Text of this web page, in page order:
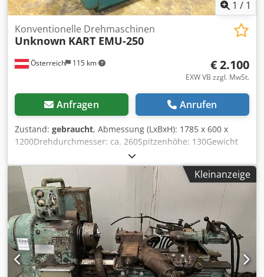
1 / 1
Österreich 115 km
Konventionelle Drehmaschinen
Unknown KART EMU-250
€ 2.100
EXW VB zzgl. MwSt.
Anfragen Anrufen
Zustand: gebraucht, Abmessung (LxBxH): 1785 x 600 x
1200Drehdurchmesser: ca. 260Spitzenhöhe: 130Gewicht
ca.: 770Drehlänge: 600Technische Daten:Spitzenweite: 600
mm Spitzenhöhe: 130 mm Drehdurchmesser über Bett:
260 mm Spindelbohrung: 28 mm Drehzahlen (stufenlos):
52 – 2.250 U/min Antriebsleistung: 1,62 kW Außenmaße:
1.785 mm (Länge) x 600 mm (Breite) x 1.200 mm (Höhe)
Gewicht: ca. 770 kg Ausstattung:Dreibackenfutter mit
einem Durchmesser von 140 mm Dsdpev Ncn Dofx Aldekr
Vierfachstahlhalter Reitstock Bohrfutter
Kleinanzeige